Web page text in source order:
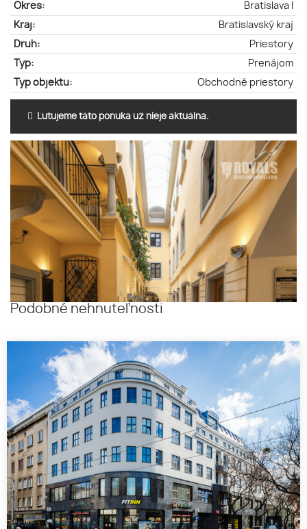
Okres:
Bratislava I
Kraj:
Bratislavský kraj
Druh:
Priestory
Typ:
Prenájom
Typ objektu:
Obchodné priestory
Ľutujeme táto ponuka už nieje aktuálna.
Podobné nehnuteľnosti